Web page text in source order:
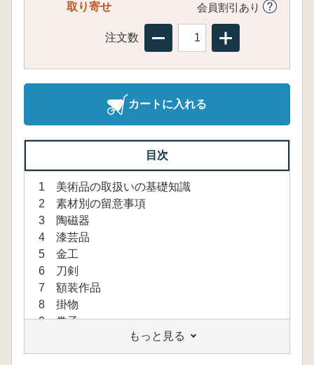
取り寄せ 会員割引あり
注文数
カートに入れる
目次
1 美術品の取扱いの基礎知識
2 素材別の留意事項
3 陶磁器
4 漆芸品
5 金工
6 刀剣
7 額装作品
8 掛物
9 巻子
11 茶道具
もっと見る